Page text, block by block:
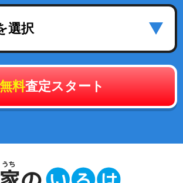
選択
料査定スタート